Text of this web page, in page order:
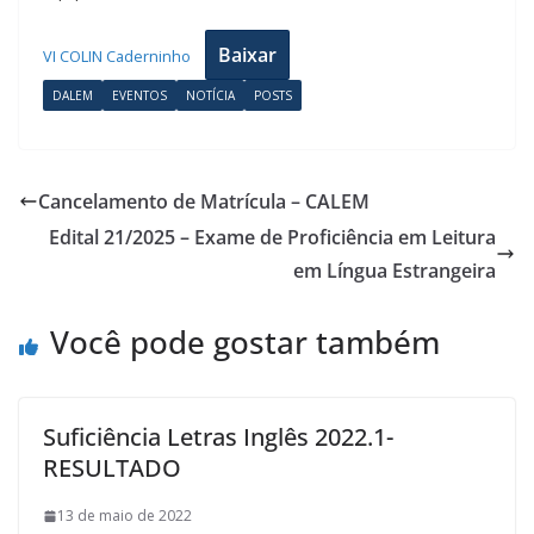
VI COLIN Caderninho Baixar
DALEM EVENTOS NOTÍCIA POSTS
Cancelamento de Matrícula – CALEM
Edital 21/2025 – Exame de Proficiência em Leitura
em Língua Estrangeira
Você pode gostar também
Suficiência Letras Inglês 2022.1-
RESULTADO
13 de maio de 2022